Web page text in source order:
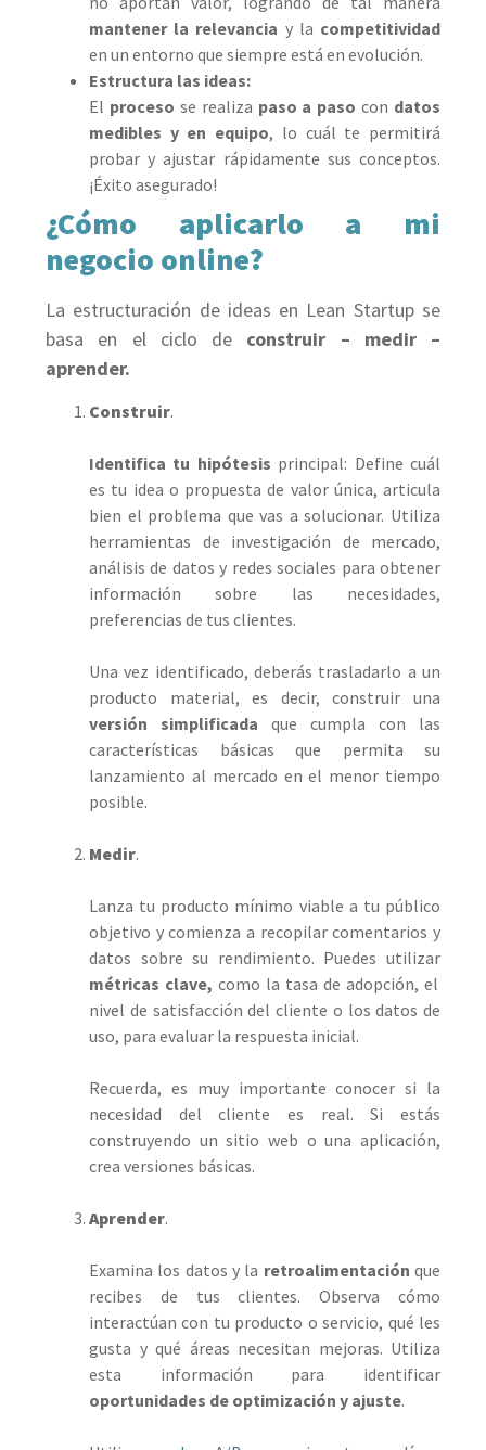
mantener la relevancia y la competitividad
en un entorno que siempre está en evolución.
Estructura las ideas:
El proceso se realiza paso a pasocon datos
medibles y en equipo, ​​lo cuál te permitirá
probar y ajustar rápidamente sus conceptos.
¡Éxito asegurado!
¿Cómo aplicarlo a mi
negocio online?
La estructuración de ideas en Lean Startup se
basa en el ciclo de construir – medir –
aprender.
Construir.
Identifica tu hipótesis principal: Define cuál
es tu idea o propuesta de valor única, articula
bien el problema que vas a solucionar. Utiliza
herramientas de investigación de mercado,
análisis de datos y redes sociales para obtener
información sobre las necesidades,
preferencias de tus clientes.
Una vez identificado, deberás trasladarlo a un
producto material, es decir, construir una
versión simplificada que cumpla con las
características básicas que permita su
lanzamiento al mercado en el menor tiempo
posible.
Medir.
Lanza tu producto mínimo viable a tu público
objetivo y comienza a recopilar comentarios y
datos sobre su rendimiento. Puedes utilizar
métricas clave, como la tasa de adopción, el
nivel de satisfacción del cliente o los datos de
uso, para evaluar la respuesta inicial.
Recuerda, es muy importante conocer si la
necesidad del cliente es real. Si estás
construyendo un sitio web o una aplicación,
crea versiones básicas.
Aprender.
Examina los datos y la retroalimentación que
recibes de tus clientes. Observa cómo
interactúan con tu producto o servicio, qué les
gusta y qué áreas necesitan mejoras. Utiliza
esta información para identificar
oportunidades de optimización y ajuste.